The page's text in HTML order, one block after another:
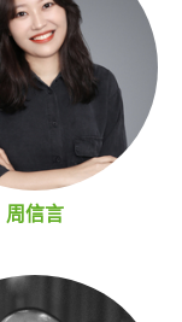
周信言